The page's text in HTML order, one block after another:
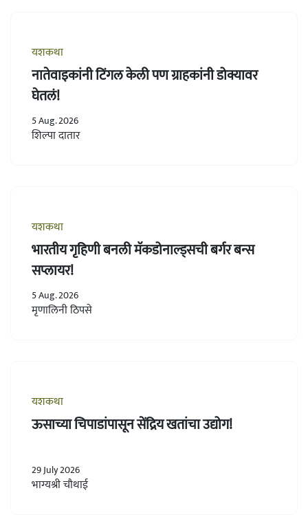
यशकथा
नातेवाइकांनी टिंगल केली पण ग्राहकांनी डोक्यावर
घेतलं!
5 Aug. 2026
शिल्पा दातार
यशकथा
भारतीय गृहिणी बनली मॅकडोनाल्ड्सची बर्गर बन्स
सप्लायर!
5 Aug. 2026
मृणालिनी ठिपसे
यशकथा
ऊसाच्या चिपाडांपासून सेंद्रिय खतांचा उद्योग!
29 July 2026
भाग्यश्री चौथाई